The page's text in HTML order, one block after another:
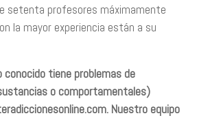
setenta profesores máximamente
la mayor experiencia están a su
conocido tiene problemas de
o comportamentales)
. Nuestro equipo